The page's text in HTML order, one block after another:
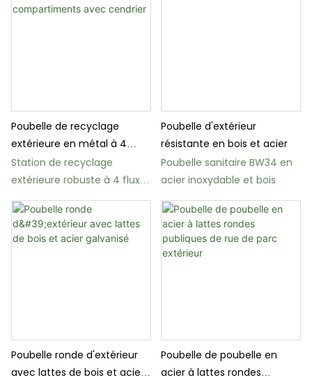
Poubelle de recyclage
extérieure en métal à 4
compartiments avec
cendrier
Station de recyclage
extérieure robuste à 4 flux
BS81 pour espaces publics
Poubelle d'extérieur
résistante en bois et acier
Poubelle sanitaire BW34 en
acier inoxydable et bois
Poubelle ronde d'extérieur
avec lattes de bois et acier
Poubelle de poubelle en
acier à lattes rondes